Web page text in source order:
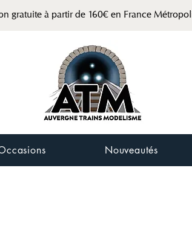
gratuite à partir de 160€ en France
Nouveautés